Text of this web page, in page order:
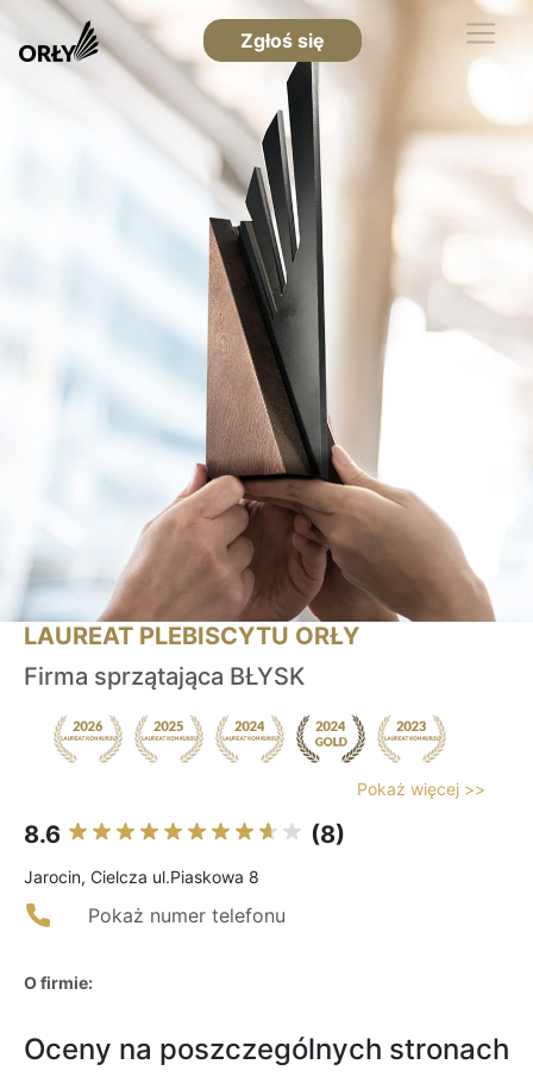
Zgłoś się
LAUREAT PLEBISCYTU ORŁY
Firma sprzątająca BŁYSK
Pokaż więcej >>
8.6 (8)
Jarocin, Cielcza ul.Piaskowa 8
Pokaż numer telefonu
O firmie:
Oceny na poszczególnych stronach